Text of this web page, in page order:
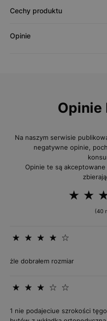
Cechy produktu
Opinie
Opinie
Na naszym serwisie
negatywne opinie,
Opinie te są
(40
żle dobrałem rozmiar
1 nie podajeciue szrokości